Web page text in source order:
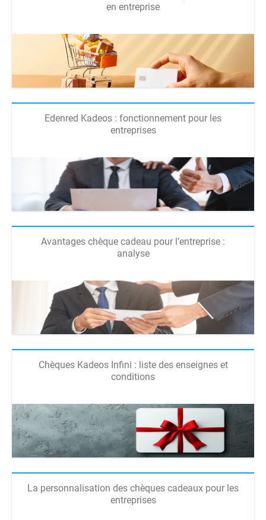
en entreprise
Edenred Kadeos : fonctionnement pour les
entreprises
Avantages chèque cadeau pour l’entreprise :
analyse
Chèques Kadeos Infini : liste des enseignes et
conditions
La personnalisation des chèques cadeaux pour les
entreprises